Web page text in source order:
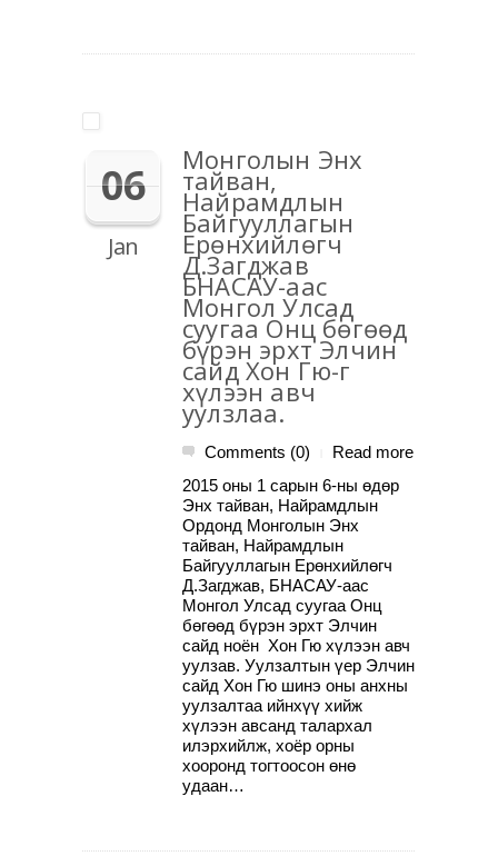
06
Jan
Монголын Энх
тайван,
Найрамдлын
Байгууллагын
Ерөнхийлөгч
Д.Загджав
БНАСАУ-аас
Монгол Улсад
суугаа Онц бөгөөд
бүрэн эрхт Элчин
сайд Хон Гю-г
хүлээн авч
уулзлаа.
Comments (0)
Read more
2015 оны 1 сарын 6-ны өдөр
Энх тайван, Найрамдлын
Ордонд Монголын Энх
тайван, Найрамдлын
Байгууллагын Ерөнхийлөгч
Д.Загджав, БНАСАУ-аас
Монгол Улсад суугаа Онц
бөгөөд бүрэн эрхт Элчин
сайд ноён Хон Гю хүлээн авч
уулзав. Уулзалтын үер Элчин
сайд Хон Гю шинэ оны анхны
уулзалтаа ийнхүү хийж
хүлээн авсанд талархал
илэрхийлж, хоёр орны
хооронд тогтоосон өнө
удаан…